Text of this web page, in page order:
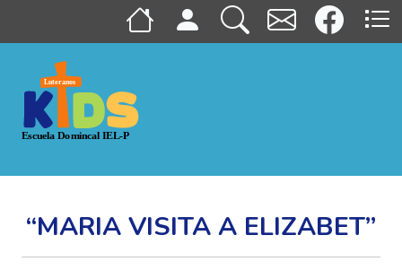
“MARIA VISITA A ELIZABET”